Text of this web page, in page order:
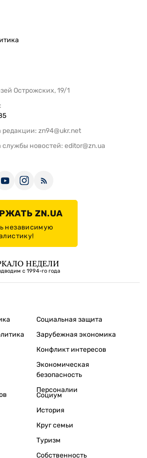
Острожских, 19/1
редакции: zn94@ukr.net
службы новостей: editor@zn.ua
ZN.UA
независимую
НЕДЕЛИ
с 1994-го года
Социальная защита
Зарубежная экономика
Конфликт интересов
Экономическая
безопасность
Персоналии
Социум
История
Круг семьи
Туризм
Собственность